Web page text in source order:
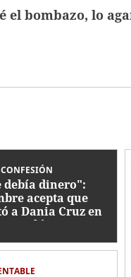
el bombazo, lo
debía dinero":
acepta que
a Dania Cruz en
Colón